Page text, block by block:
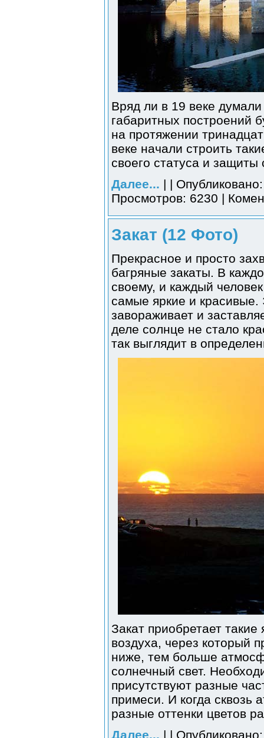
Вряд ли в 19 веке
габаритных построений
на протяжении
веке начали строить
своего статуса и защиты
Далее... | |
Просмотров: 6230 |
Закат (12 Фото)
Прекрасное и просто
багряные закаты. В
своему, и каждый
самые яркие и красивые.
завораживает и
деле солнце не стало
так выглядит в
Закат приобретает
воздуха, через который
ниже, тем больше
солнечный свет.
присутствуют разные
примеси. И когда сквозь
разные оттенки цветов
Далее... | |